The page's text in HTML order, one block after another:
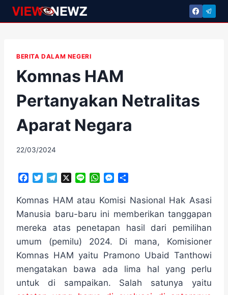
Skip
to
BERITA DALAM NEGERI
Komnas HAM
Pertanyakan Netralitas
Aparat Negara
By
22/03/2024
c
b
o
o
i
t
t
e
l
g
r
a
n
W
a
t
s
A
p
M
s
e
n
r
a
e
Komnas HAM atau Komisi Nasional Hak Asasi
Manusia baru-baru ini memberikan tanggapan
mereka atas penetapan hasil dari pemilihan
umum (pemilu) 2024. Di mana, Komisioner
Komnas HAM yaitu Pramono Ubaid Tanthowi
mengatakan bawa ada lima hal yang perlu
untuk di sampaikan. Salah satunya yaitu